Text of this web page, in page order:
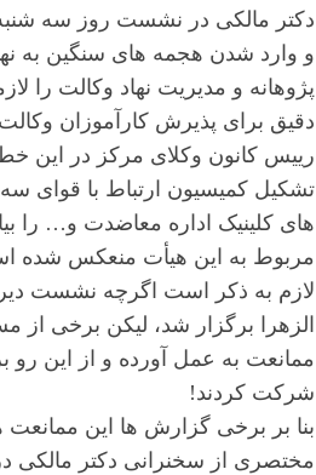
و وارد شدن هجمه های سنگین به
پژوهانه و مدیریت نهاد وکالت را
دقیق برای پذیرش کارآموزان
رییس کانون وکلای مرکز در این
تشکیل کمیسیون ارتباط با قوای سه
های کلینیک اداره معاضدت و… را
مربوط به این هیأت منعکس شده
الزهرا برگزار شد، لیکن برخی از
ممانعت به عمل آورده و از این
شرکت کردند!
بنا بر برخی گزارش ها این
مختصری از سخنرانی دکتر مالکی